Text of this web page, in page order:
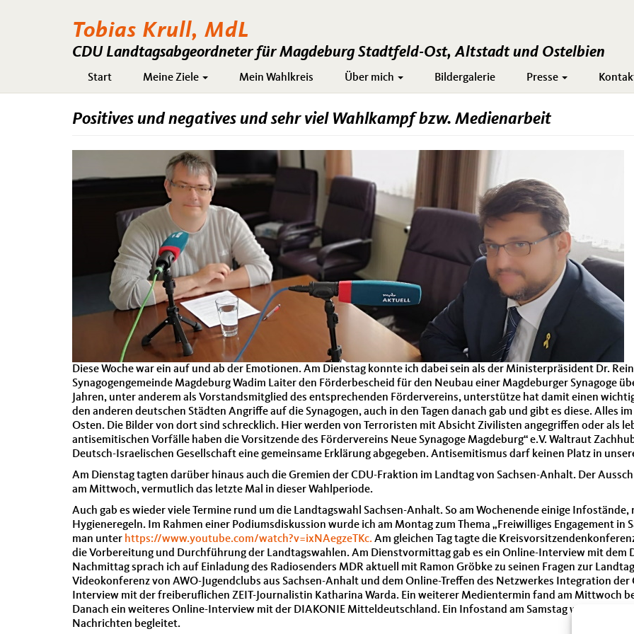
Tobias Krull, MdL
CDU Landtagsabgeordneter für Magdeburg Stadtfeld-Ost, Altstadt und Ostelbien
Hauptnavigation
Start Meine Ziele Mein Wahlkreis Über mich Bildergalerie Presse
Positives und negatives und sehr viel Wahlkampf bzw. Medienarbeit
Diese Woche war ein auf und ab der Emotionen. Am Dienstag konnte ich dabei sein als der Ministerpräsident Dr.
Synagogengemeinde Magdeburg Wadim Laiter den Förderbescheid für den Neubau einer Magdeburger Synagoge
Jahren, unter anderem als Vorstandsmitglied des entsprechenden Fördervereins, unterstütze hat damit einen
den anderen deutschen Städten Angriffe auf die Synagogen, auch in den Tagen danach gab und gibt es diese. Alles
Osten. Die Bilder von dort sind schrecklich. Hier werden von Terroristen mit Absicht Zivilisten angegriffen oder als
antisemitischen Vorfälle haben die Vorsitzende des Fördervereins Neue Synagoge Magdeburg“ e.V. Waltraut
Deutsch-Israelischen Gesellschaft eine gemeinsame Erklärung abgegeben. Antisemitismus darf keinen Platz in
Am Dienstag tagten darüber hinaus auch die Gremien der CDU-Fraktion im Landtag von Sachsen-Anhalt. Der
am Mittwoch, vermutlich das letzte Mal in dieser Wahlperiode.
Auch gab es wieder viele Termine rund um die Landtagswahl Sachsen-Anhalt. So am Wochenende einige
Hygieneregeln. Im Rahmen einer Podiumsdiskussion wurde ich am Montag zum Thema „Freiwilliges Engagement in
man unter https://www.youtube.com/watch?v=ixNAegzeTKc.Am gleichen Tag tagte die
die Vorbereitung und Durchführung der Landtagswahlen. Am Dienstvormittag gab es ein Online-Interview mit dem
Nachmittag sprach ich auf Einladung des Radiosenders MDR aktuell mit Ramon Gröbke zu seinen Fragen zur
Videokonferenz von AWO-Jugendclubs aus Sachsen-Anhalt und dem Online-Treffen des Netzwerkes Integration
Interview mit der freiberuflichen ZEIT-Journalistin Katharina Warda. Ein weiterer Medientermin fand am Mittwoch
Danach ein weiteres Online-Interview mit der DIAKONIE Mitteldeutschland. Ein Infostand am Samstag wurde
Nachrichten begleitet.